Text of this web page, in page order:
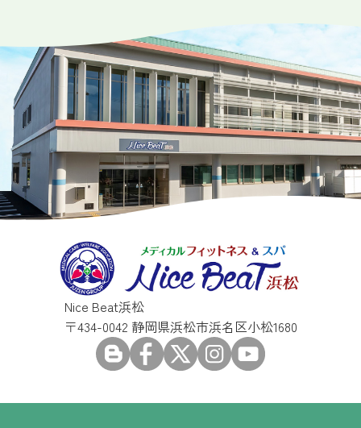
Nice Beat浜松
〒434-0042 静岡県浜松市浜名区小松1680